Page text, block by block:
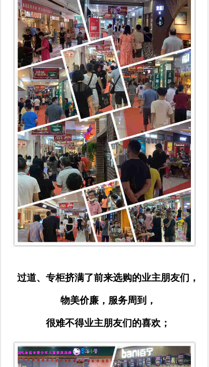
过道、专柜挤满了前来选购的业主朋友们，
物美价廉，服务周到，
很难不得业主朋友们的喜欢；